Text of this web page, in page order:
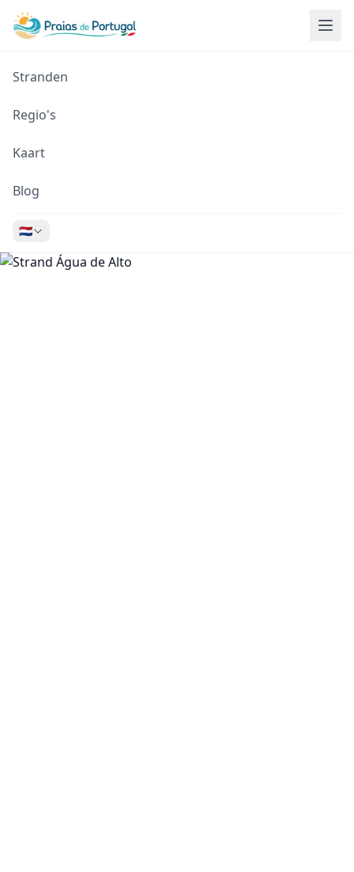
Stranden
Regio's
Kaart
Blog
🇳🇱